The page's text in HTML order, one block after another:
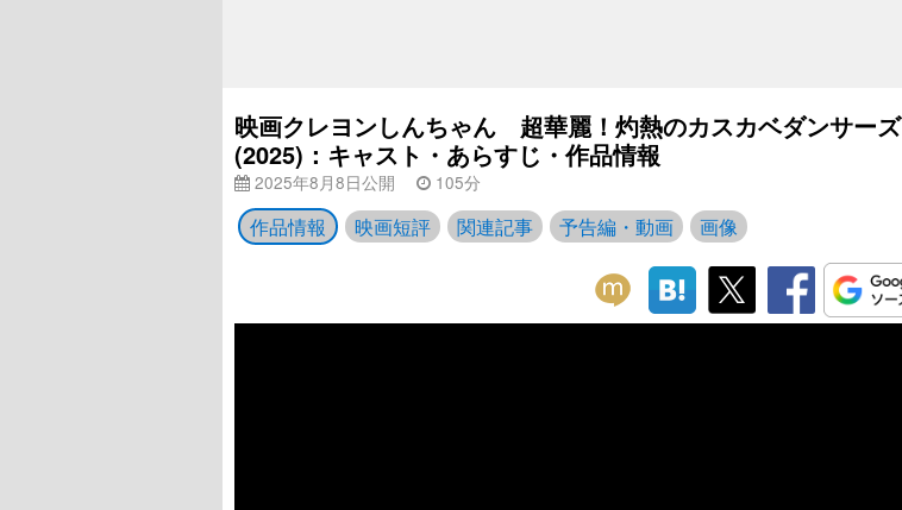
映画クレヨンしんちゃん 超華麗！灼熱のカスカベダンサーズ
(2025)：キャスト・あらすじ・作品情報
2025年8月8日公開 105分
作品情報 映画短評 関連記事 予告編・動画 画像